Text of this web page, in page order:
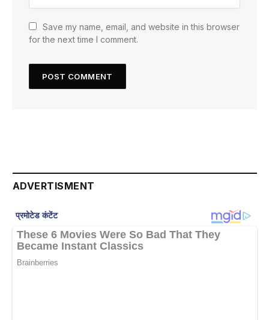
Save my name, email, and website in this browser
for the next time I comment.
ADVERTISMENT